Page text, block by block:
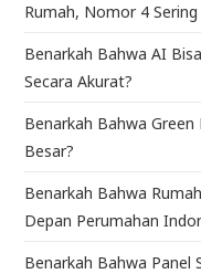
Rumah, Nomor 4
Benarkah Bahwa AI
Secara Akurat?
Benarkah Bahwa
Besar?
Benarkah Bahwa
Depan Perumahan
Benarkah Bahwa Panel